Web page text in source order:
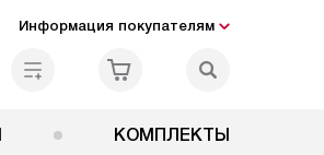
Информация покупателям
КОМПЛЕКТЫ